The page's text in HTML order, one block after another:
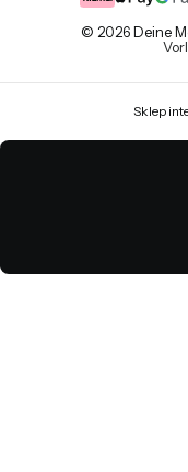
© 2026 Deine
Sklep